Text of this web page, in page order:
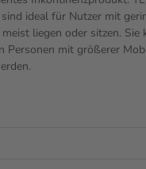
ideal für Nutzer mit
liegen oder sitzen. Sie
Personen mit größerer